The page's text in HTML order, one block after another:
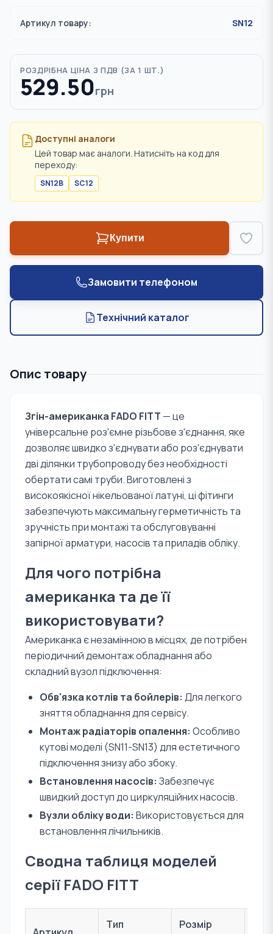
Артикул товару: SN12
РОЗДРІБНА ЦІНА З ПДВ (ЗА 1 ШТ.)
529.50грн
Доступні аналоги
Цей товар має аналоги. Натисніть на код для
переходу:
SN12B SC12
Купити
Замовити телефоном
Технічний каталог
Опис товару
Згін-американка FADO FITT — це
універсальне роз'ємне різьбове з'єднання, яке
дозволяє швидко з'єднувати або роз'єднувати
дві ділянки трубопроводу без необхідності
обертати самі труби. Виготовлені з
високоякісної нікельованої латуні, ці фітинги
забезпечують максимальну герметичність та
зручність при монтажі та обслуговуванні
запірної арматури, насосів та приладів обліку.
Для чого потрібна
американка та де її
використовувати?
Американка є незамінною в місцях, де потрібен
періодичний демонтаж обладнання або
складний вузол підключення:
Обв'язка котлів та бойлерів: Для легкого
зняття обладнання для сервісу.
Монтаж радіаторів опалення: Особливо
кутові моделі (SN11-SN13) для естетичного
підключення знизу або збоку.
Встановлення насосів: Забезпечує
швидкий доступ до циркуляційних насосів.
Вузли обліку води: Використовується для
встановлення лічильників.
Сводна таблиця моделей
серії FADO FITT
Тип
Розмір